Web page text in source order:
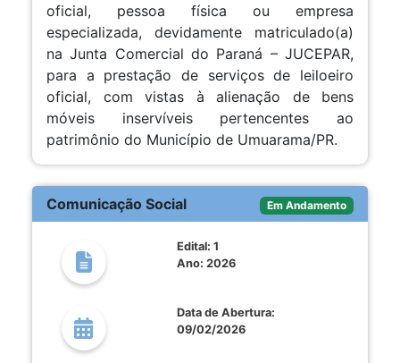
oficial, pessoa física ou empresa
especializada, devidamente matriculado(a)
na Junta Comercial do Paraná – JUCEPAR,
para a prestação de serviços de leiloeiro
oficial, com vistas à alienação de bens
móveis inservíveis pertencentes ao
patrimônio do Município de Umuarama/PR.
Comunicação Social Em Andamento
Edital: 1
Ano: 2026
Data de Abertura:
09/02/2026